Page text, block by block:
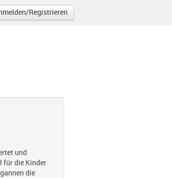
Registrieren
und
für die Kinder
die